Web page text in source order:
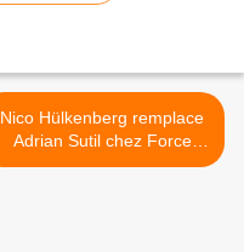
Nico Hülkenberg remplace
Adrian Sutil chez Force
India >